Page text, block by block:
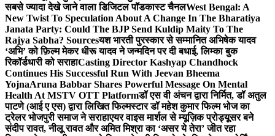
सबसे ज्यादा देखे जाने वाला डिजिटल पॉडकास्ट चैनलWest Bengal: A
New Twist To Speculation About A Change In The Bharatiya
Janata Party: Could The BJP Send Kuldip Maity To The
Rajya Sabha? Sourcesयश भारती पुरस्कार से सम्मानित अभिषेक यादव
‘अभि’ को फ़िल्म मेकर धीरू यादव ने जन्मदिन पर दी बधाई, लिम्का बुक
रिकॉर्डधारी को सराहाCasting Director Kashyap Chandhock
Continues His Successful Run With Jeevan Bheema
YojnaAruna Babbar Shares Powerful Message On Mental
Health At MSTV OTT Platformडॉ एस वी अंचन द्वारा निर्मित, डॉ अतुल
पाटणे (आई ए एस) द्वारा लिखित फिल्मस्टार डॉ महेश कुमार फिल्म भोज का
ट्रेलर भोजपुरी समाज ने सराहाएयर वाइस मार्शल से म्यूज़िक प्रोड्यूसर बने
संदीप रावत, नीलू रावत और अमित मिश्रा का ‘असर ये तेरा’ जीत रहा